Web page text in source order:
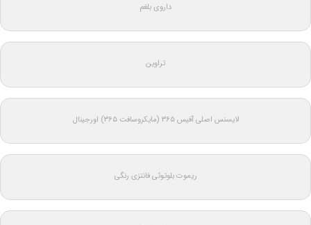
داروی بلغم
تراوین
لایسنس اصلی آفیس ۳۶۵ (مایکروسافت ۳۶۵) اورجینال
ریموت بلوتوثی فانتزی رنگی